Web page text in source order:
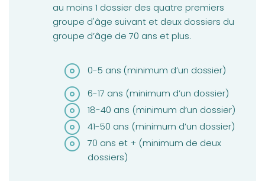
au moins 1 dossier des quatre premiers
groupe d'âge suivant et deux dossiers du
groupe d’âge de 70 ans et plus.
0-5 ans (minimum d’un dossier)
6-17 ans (minimum d’un dossier)
18-40 ans (minimum d’un dossier)
41-50 ans (minimum d’un dossier)
70 ans et + (minimum de deux
dossiers)